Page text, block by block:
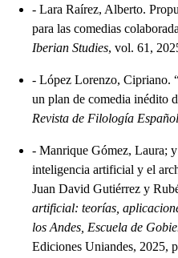
- Lara Raírez, Alberto.
para las comedias
Iberian Studies, vol. 61,
- López Lorenzo, Cipriano.
un plan de comedia inédito
Revista de Filología
- Manrique Gómez, Laura;
inteligencia artificial y el
Juan David Gutiérrez y
artificial: teorías,
los Andes, Escuela de
Ediciones Uniandes, 2025,